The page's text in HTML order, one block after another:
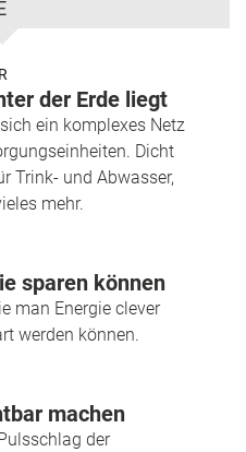
der Erde liegt
ein komplexes Netz
Dicht
Trink- und Abwasser,
mehr.
sparen können
man Energie clever
werden können.
machen
Pulsschlag der